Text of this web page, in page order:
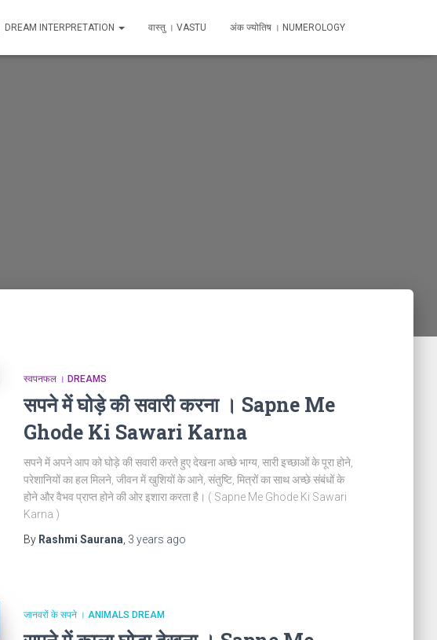
DREAM INTERPRETATION वास्तु । VASTU अंक ज्योतिष । NUMEROLOGY
स्वपनफल । DREAMS
सपने में घोड़े की सवारी करना । Sapne Me
Ghode Ki Sawari Karna
सपने में अपने आप को घोड़े की सवारी करते हुए देखना अच्छे भाग्य, सारी इच्छाओं के पूरा होने,
परेशानियों का हल मिलने, जीवन में खुशियों के आने, संतुष्टि, मित्रों का साथ अच्छे संबंधों के
होने और वैभव प्राप्त होने की ओर इशारा करता है। ( Sapne Me Ghode Ki Sawari
Karna )
By Rashmi Saurana 3 years ago
जानवरों के सपने । ANIMALS DREAM